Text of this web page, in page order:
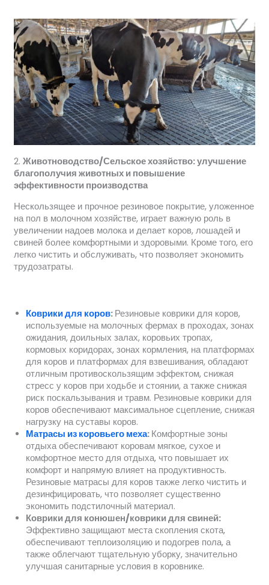
2. Животноводство/Сельское хозяйство: улучшение
благополучия животных и повышение
эффективности производства
Нескользящее и прочное резиновое покрытие, уложенное
на пол в молочном хозяйстве, играет важную роль в
увеличении надоев молока и делает коров, лошадей и
свиней более комфортными и здоровыми. Кроме того, его
легко чистить и обслуживать, что позволяет экономить
трудозатраты.
Коврики для коров: Резиновые коврики для коров,
используемые на молочных фермах в проходах, зонах
ожидания, доильных залах, коровьих тропах,
кормовых коридорах, зонах кормления, на платформах
для коров и платформах для взвешивания, обладают
отличным противоскользящим эффектом, снижая
стресс у коров при ходьбе и стоянии, а также снижая
риск поскальзывания и травм. Резиновые коврики для
коров обеспечивают максимальное сцепление, снижая
нагрузку на суставы коров.
Матрасы из коровьего меха: Комфортные зоны
отдыха обеспечивают коровам мягкое, сухое и
комфортное место для отдыха, что повышает их
комфорт и напрямую влияет на продуктивность.
Резиновые матрасы для коров также легко чистить и
дезинфицировать, что позволяет существенно
экономить подстилочный материал.
Коврики для конюшен/коврики для свиней:
Эффективно защищают места скопления скота,
обеспечивают теплоизоляцию и подогрев пола, а
также облегчают тщательную уборку, значительно
улучшая санитарные условия в коровнике.